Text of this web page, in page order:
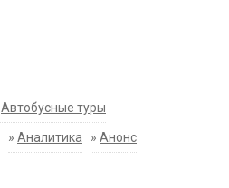
Автобусные туры
» Аналитика » Анонс